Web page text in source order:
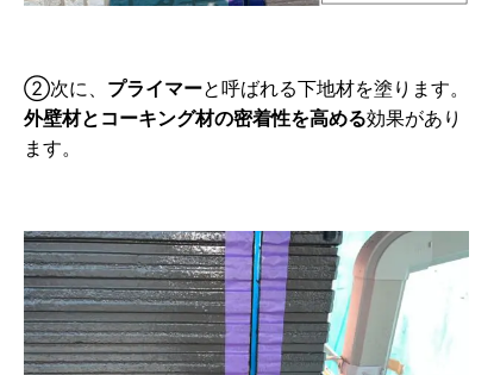
②次に、 プライマーと呼ばれる下地材を塗ります。
外壁材とコーキング材の密着性を高める効果があり
ます。